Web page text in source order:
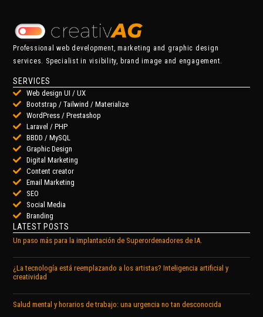
Professional web development, marketing and graphic design
services. Specialist in visibility, brand image and engagement.
SERVICES
Web design UI / UX
Bootstrap / Tailwind / Materialize
WordPress / Prestashop
Laravel / PHP
BBDD / MySQL
Graphic Design
Digital Marketing
Content creator
Email Marketing
SEO
Social Media
Branding
LATEST POSTS
Un paso más para la implantación de Superordenadores de IA.
¿La tecnología está reemplazando a los artistas? Inteligencia artificial y
creatividad
Salud mental y horarios de trabajo: una urgencia no tan desconocida